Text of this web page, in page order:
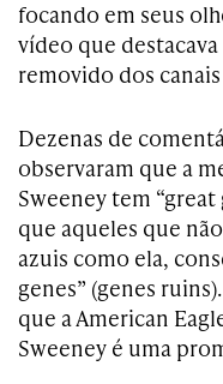
focando em seus
vídeo que
removido dos
Dezenas de
observaram que a
Sweeney tem
que aqueles que
azuis como ela,
genes” (genes
que a American
Sweeney é uma